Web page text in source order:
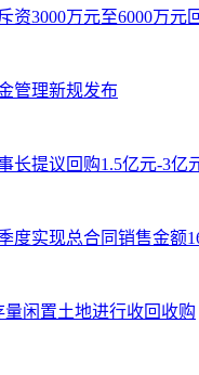
资3000万元至6000万元
管理新规发布
长提议回购1.5亿元-3亿
度实现总合同销售金额
量闲置土地进行收回收购